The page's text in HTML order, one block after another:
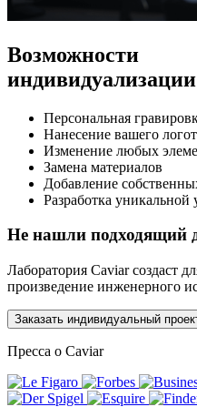
Возможности
индивидуализации
Персональная
Нанесение вашего
Изменение любых
Замена материалов
Добавление
Разработка уникальной
Не нашли подходящий
Лаборатория Caviar создаст
произведение инженерного
Заказать индивидуальный
Пресса о Caviar